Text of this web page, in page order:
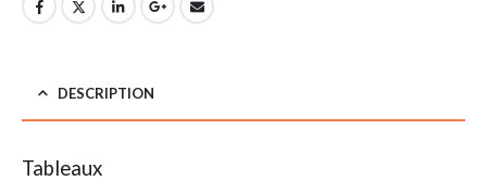
DESCRIPTION
Tableaux